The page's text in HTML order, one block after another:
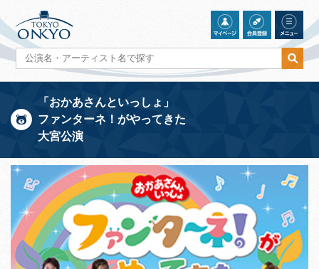
「おかあさんといっしょ」
ファンターネ！がやってきた
大宮公演